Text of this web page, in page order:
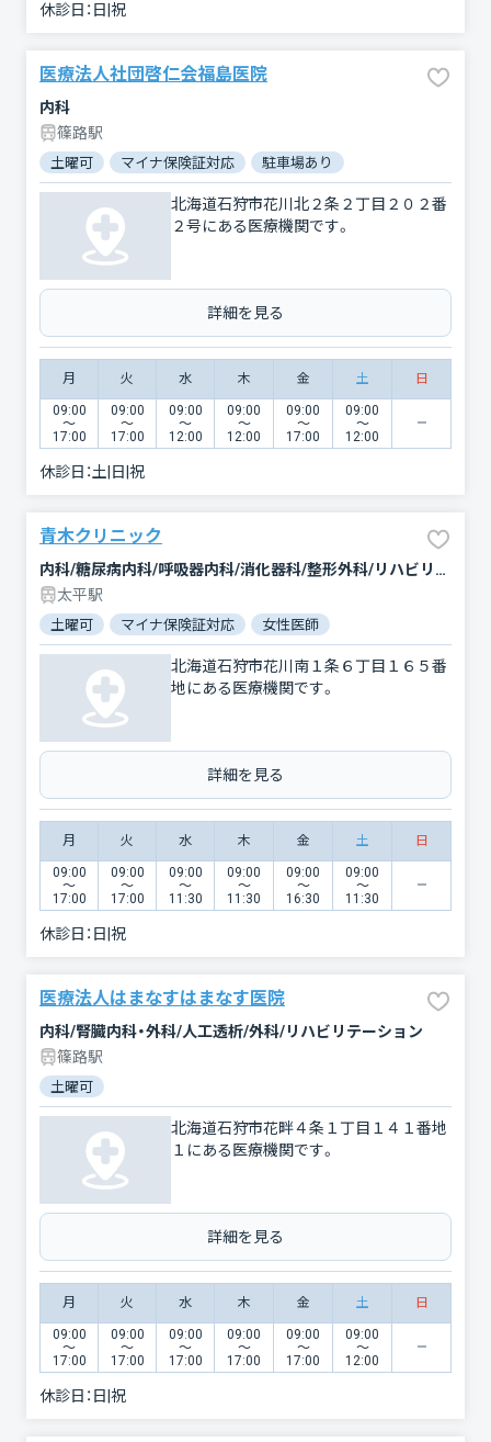
休診日： 日|祝
医療法人社団啓仁会福島医院
内科
篠路駅
土曜可 マイナ保険証対応 駐車場あり
北海道石狩市花川北２条２丁目２０２番
２号にある医療機関です。
詳細を見る
月 火 水 木 金 土 日
09:00
〜
17:00
09:00
〜
17:00
09:00
〜
12:00
09:00
〜
12:00
09:00
〜
17:00
09:00
〜
12:00
休診日：土|日|祝
青木クリニック
内科/糖尿病内科/呼吸器内科/消化器科/整形外科/リハビリテーション
太平駅
土曜可 マイナ保険証対応 女性医師
北海道石狩市花川南１条６丁目１６５番
地にある医療機関です。
詳細を見る
月 火 水 木 金 土 日
09:00
〜
17:00
09:00
〜
17:00
09:00
〜
11:30
09:00
〜
11:30
09:00
〜
16:30
09:00
〜
11:30
休診日： 日|祝
医療法人はまなすはまなす医院
内科/腎臓内科・外科/人工透析/外科/リハビリテーション
篠路駅
土曜可
北海道石狩市花畔４条１丁目１４１番地
１にある医療機関です。
詳細を見る
月 火 水 木 金 土 日
09:00
〜
17:00
09:00
〜
17:00
09:00
〜
17:00
09:00
〜
17:00
09:00
〜
17:00
09:00
〜
12:00
休診日： 日|祝